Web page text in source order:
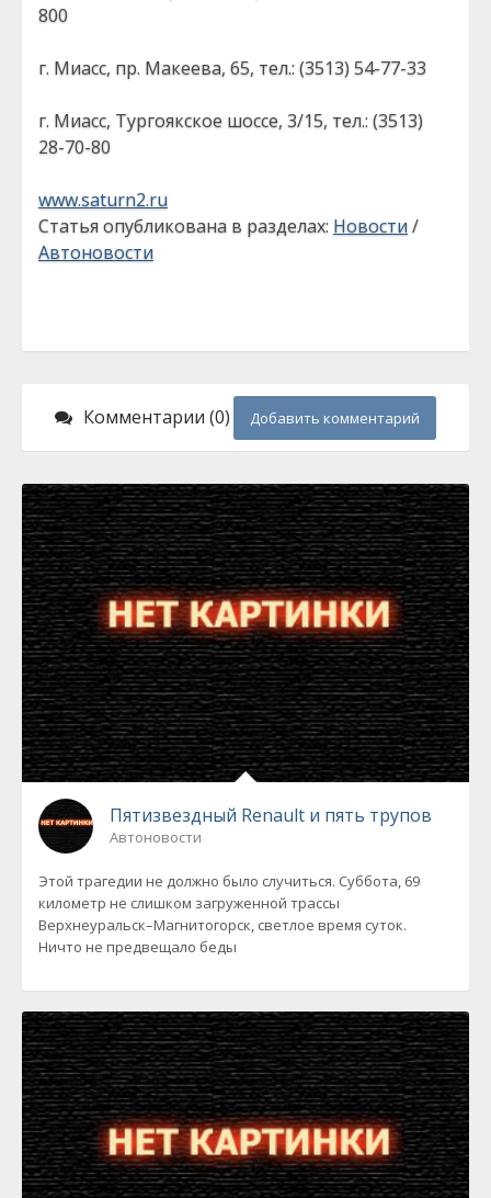
800
г. Миасс, пр. Макеева, 65, тел.: (3513) 54-77-33
г. Миасс, Тургоякское шоссе, 3/15, тел.: (3513)
28-70-80
www.saturn2.ru
Статья опубликована в разделах: Новости/
Автоновости
Комментарии (0) Добавить комментарий
Пятизвездный Renault и пять трупов
Автоновости
Этой трагедии не должно было случиться. Суббота, 69
километр не слишком загруженной трассы
Верхнеуральск–Магнитогорск, светлое время суток.
Ничто не предвещало беды